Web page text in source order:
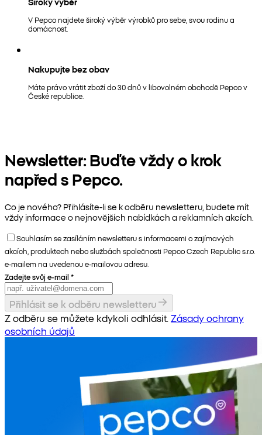
V Pepco najdete široký výběr výrobků pro sebe, svou rodinu a
domácnost.
Nakupujte bez obav
Máte právo vrátit zboží do 30 dnů v libovolném obchodě Pepco v
České republice.
Newsletter: Buďte vždy o krok
napřed s Pepco.
Co je nového? Přihlásíte-li se k odběru newsletteru, budete mít
vždy informace o nejnovějších nabídkách a reklamních akcích.
Souhlasím se zasíláním newsletteru s informacemi o zajímavých
akcích, produktech nebo službách společnosti Pepco Czech Republic s.r.o.
e-mailem na uvedenou e-mailovou adresu.
Zadejte svůj e-mail *
Přihlásit se k odběru newsletteru
Z odběru se můžete kdykoli odhlásit. Zásady ochrany
osobních údajů